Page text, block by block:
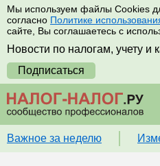
Мы используем файлы Cookies
согласно Политике
сайте, Вы соглашаетесь с
Новости по налогам, учету и
Подписаться
Важное за неделю